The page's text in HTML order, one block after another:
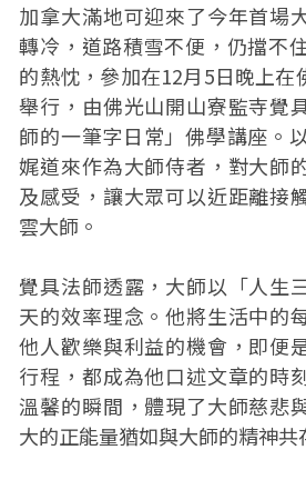
加拿大滿地可迎來了今年首場
轉冷，道路積雪不便，仍擋不
的熱忱，參加在12月5日晚上在
舉行，由佛光山開山寮監寺覺
師的一筆字日常」佛學講座。
娓道來作為大師侍者，對大師
及感受，讓大眾可以近距離接
雲大師。
覺具法師透露，大師以「人生
天的效率理念。他將生活中的
他人歡樂與利益的機會，即便
行程，都成為他口述文章的時
溫馨的瞬間，體現了大師慈悲
大的正能量猶如與大師的精神共